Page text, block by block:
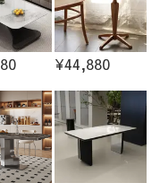
¥44,880